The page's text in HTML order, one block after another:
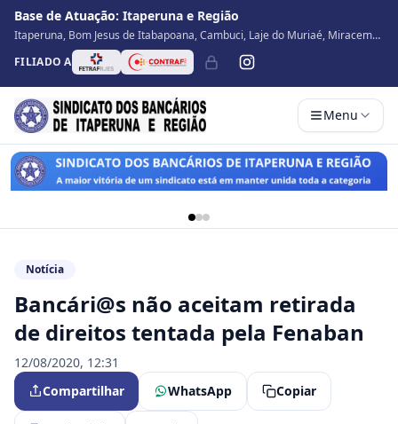
Base de Atuação: Itaperuna e Região
Itaperuna, Bom Jesus de Itabapoana, Cambuci, Laje do Muriaé, Miracema,
Natividade, Porciúncula, São José de Ubá, Santo Antônio de Pádua, Varre
Sai
FILIADO A
Menu
Notícia
Bancári@s não aceitam retirada
de direitos tentada pela Fenaban
12/08/2020, 12:31
Compartilhar
WhatsApp Copiar